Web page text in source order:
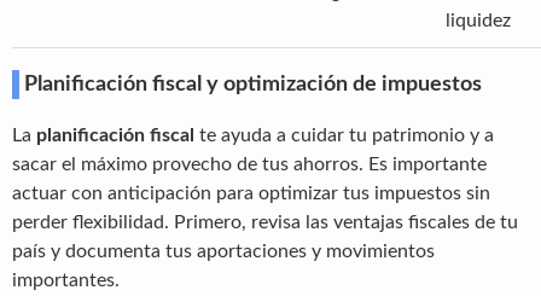
liquidez
Planificación fiscal y optimización de impuestos
La planificación fiscal te ayuda a cuidar tu patrimonio y a
sacar el máximo provecho de tus ahorros. Es importante
actuar con anticipación para optimizar tus impuestos sin
perder flexibilidad. Primero, revisa las ventajas fiscales de tu
país y documenta tus aportaciones y movimientos
importantes.